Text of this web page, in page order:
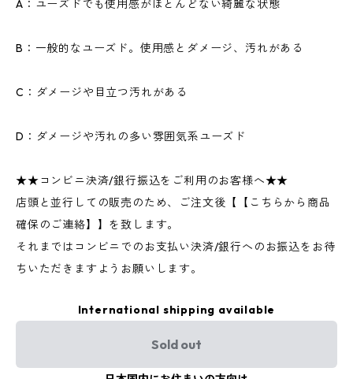
A：ユーズドでも使用感がほとんどない綺麗な状態
B：一般的なユーズド。使用感とダメージ、汚れがある
C：ダメージや目立つ汚れがある
D：ダメージや汚れの多い雰囲気系ユーズド
★★コンビニ決済/銀行振込をご利用のお客様へ★★
店頭と並行しての販売のため、ご注文後【【こちらから商品
確保のご連絡】】を致します。
それまではコンビニでのお支払い決済/銀行へのお振込をお待
ちいただきますようお願いします。
International shipping available
Sold out